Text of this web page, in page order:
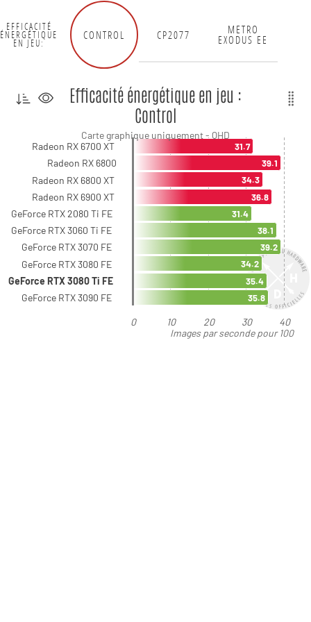
EFFICACITÉ
ÉNERGÉTIQUE
EN JEU:
CONTROL CP2077 METRO
EXODUS EE
Images par seconde pour 100
Efficacité énergétique en jeu :
Control
Carte graphique uniquement - QHD
0 10 20 30 40
Radeon RX 6700 XT
Radeon RX 6800
Radeon RX 6800 XT
Radeon RX 6900 XT
GeForce RTX 2080 Ti FE
GeForce RTX 3060 Ti FE
GeForce RTX 3070 FE
GeForce RTX 3080 FE
GeForce RTX 3080 Ti FE
GeForce RTX 3090 FE
31.7
39.1
34.3
36.8
31.4
38.1
39.2
34.2
35.4
35.8